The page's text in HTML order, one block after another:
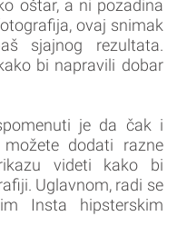
oštar, a ni pozadina
ovaj snimak
sjajnog rezultata.
bi napravili dobar
je da čak i
dodati razne
videti kako bi
Uglavnom, radi se
Insta hipsterskim